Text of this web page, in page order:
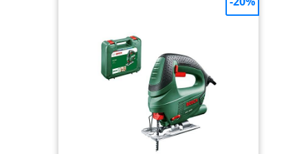
polyvalentes comme les coupes tangentes,
biseautées ou courbées. L'angle de coupe maximal
sans outil et conception de verrouillage du
commutateur: Avec 6 lames de scie (2 pour le
métal et l'aluminium, 4 pour le bois et le
plastique),les lames de scie peuvent être changées
facilement et rapidement en quelques secondes
sans aucun outil. Interrupteur de verrouillage
pour un confort accru et moins de fatigue lors
d'une coupe prolongée GUIDE LASER & GUIDAGE
PARALLÈLE: La scie circulaire guidée au laser avec
la règle rend la coupe plus droite, plus précise et
plus professionnelle. Guides parallèles pour
guidage auxiliaire et contrôle de la largeur de